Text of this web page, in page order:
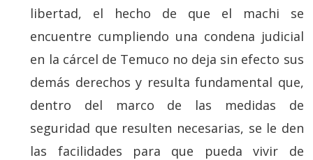
libertad, el hecho de que el machi se
encuentre cumpliendo una condena judicial
en la cárcel de Temuco no deja sin efecto sus
demás derechos y resulta fundamental que,
dentro del marco de las medidas de
seguridad que resulten necesarias, se le den
las facilidades para que pueda vivir de